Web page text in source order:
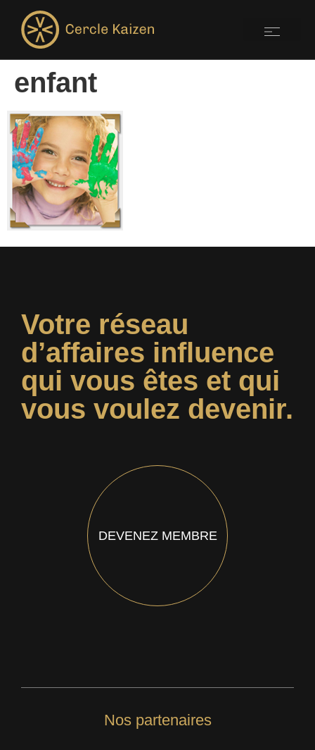
enfant
Votre réseau
d’affaires influence
qui vous êtes et qui
vous voulez devenir.
DEVENEZ MEMBRE
Nos partenaires